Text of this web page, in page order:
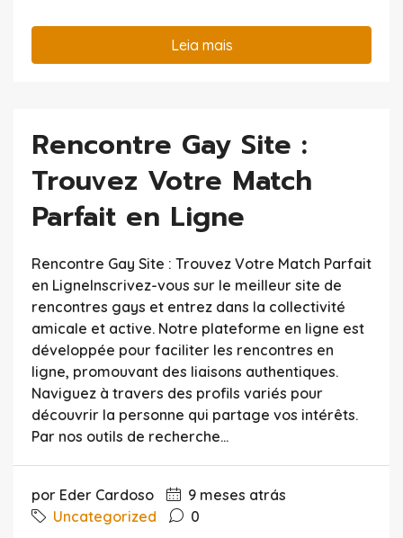
Leia mais
Rencontre Gay Site :
Trouvez Votre Match
Parfait en Ligne
Rencontre Gay Site : Trouvez Votre Match Parfait
en LigneInscrivez-vous sur le meilleur site de
rencontres gays et entrez dans la collectivité
amicale et active. Notre plateforme en ligne est
développée pour faciliter les rencontres en
ligne, promouvant des liaisons authentiques.
Naviguez à travers des profils variés pour
découvrir la personne qui partage vos intérêts.
Par nos outils de recherche...
por Eder Cardoso
9 meses atrás
Uncategorized
0